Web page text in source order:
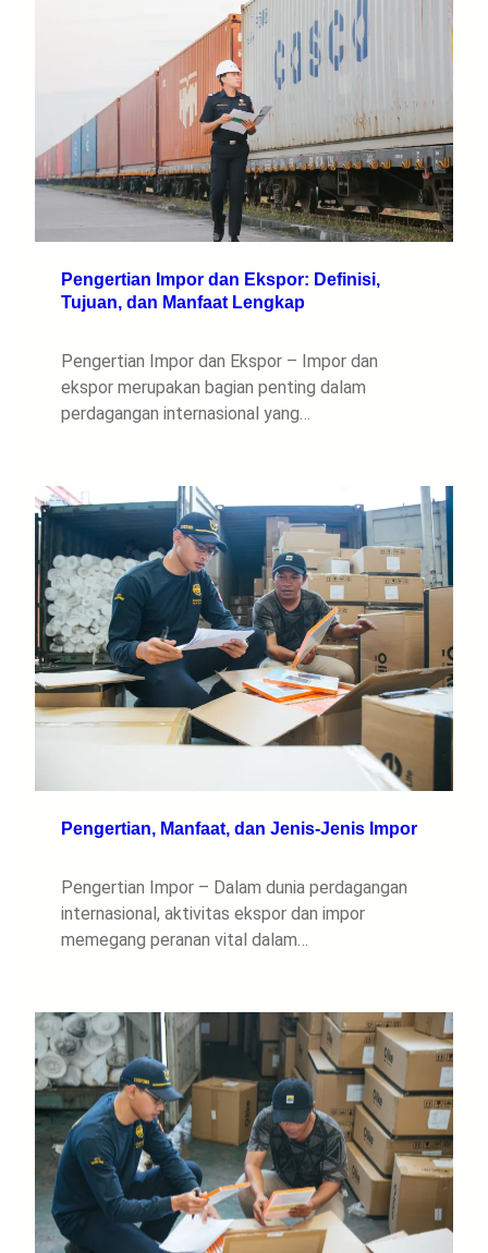
Pengertian Impor dan Ekspor: Definisi,
Tujuan, dan Manfaat Lengkap
Pengertian Impor dan Ekspor – Impor dan
ekspor merupakan bagian penting dalam
perdagangan internasional yang…
Pengertian, Manfaat, dan Jenis-Jenis Impor
Pengertian Impor – Dalam dunia perdagangan
internasional, aktivitas ekspor dan impor
memegang peranan vital dalam…